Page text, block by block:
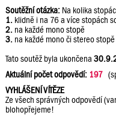
Soutěžní otázka: Na kolika
1. klidně i na 76 a více stopách
2. na každé mono stopě
3. na každé mono či stereo stopě
Tato soutěž byla ukončena
Aktuální počet odpovědí: 197
VYHLÁŠENÍ VÍTĚZE
Ze všech správných odpovědí
blohopřejeme!